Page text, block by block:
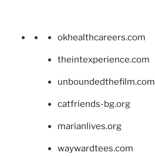
okhealthcareers.com
theintexperience.com
unboundedthefilm.com
catfriends-bg.org
marianlives.org
waywardtees.com